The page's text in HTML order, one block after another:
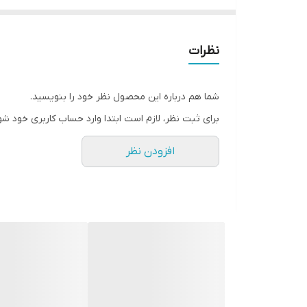
• عصاره فعال ریشه باباآدم، پیازهای خفته را بیدار
• روغن طبیعی باباآدم وحشی مو را تقویت می‌کند،
بعد از شستشو با شامپو، مقدار مناسبی از بالم را روی ساقه و انتهای
✔️ نکته جالب این بالم : به خاطر وجود روغن بابا
نظرات
شما هم درباره این محصول نظر خود را بنویسید.
برای ثبت نظر، لازم است ابتدا وارد حساب کاربری خود
افزودن نظر